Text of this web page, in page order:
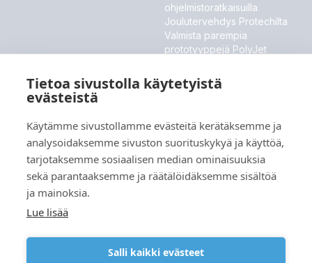
Tietoa sivustolla käytetyistä
evästeistä
Käytämme sivustollamme evästeitä kerätäksemme ja
analysoidaksemme sivuston suorituskykyä ja käyttöä,
tarjotaksemme sosiaalisen median ominaisuuksia
sekä parantaaksemme ja räätälöidäksemme sisältöä
ja mainoksia.
Lue lisää
Salli kaikki evästeet
ohjelmistoratkaisuilla
Joulutervehdys Protechilta
Valmista parempia
prototyyppejä PolyJet
Stratasys esittelee uudet
materiaalit ja ohjelmistouutiset
MESSUT JA TAPAHTUMAT
Meillä ei ole tällä hetkellä tulevia tapahtumia.